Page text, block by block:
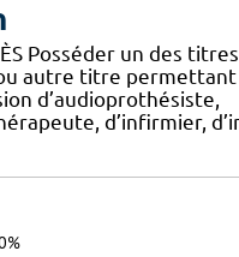
Posséder un des
autre titre permettant
d’audioprothésiste,
d’infirmier,